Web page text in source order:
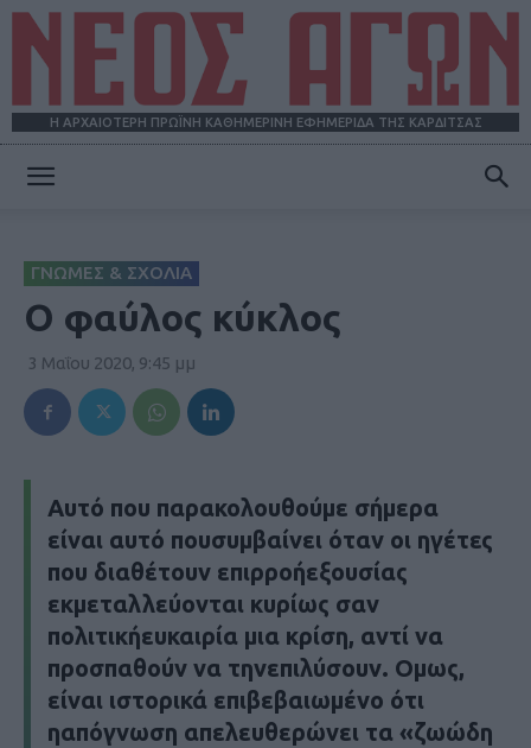
Η ΑΡΧΑΙΟΤΕΡΗ ΠΡΩΪΝΗ ΚΑΘΗΜΕΡΙΝΗ ΕΦΗΜΕΡΙΔΑ ΤΗΣ ΚΑΡΔΙΤΣΑΣ
ΓΝΩΜΕΣ & ΣΧΟΛΙΑ
O φαύλος κύκλος
3 Μαΐου 2020, 9:45 μμ
Aυτό που παρακολουθούμε σήμερα
είναι αυτό πουσυμβαίνει όταν οι ηγέτες
που διαθέτουν επιρροήεξουσίας
εκμεταλλεύονται κυρίως σαν
πολιτικήευκαιρία μια κρίση, αντί να
προσπαθούν να τηνεπιλύσουν. Ομως,
είναι ιστορικά επιβεβαιωμένο ότι
ηαπόγνωση απελευθερώνει τα «ζωώδη